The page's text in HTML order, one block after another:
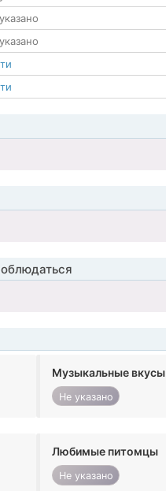
Музыкальные вкусы
Не указано
Любимые питомцы
Не указано